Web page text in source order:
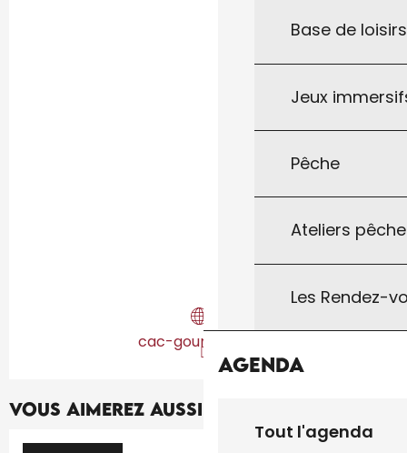
Base de
Jeux
Pêche
Ateliers
Les Rendez-
Agenda
Tout l'agenda
cac-gourdon.com
Vous aimerez aussi...